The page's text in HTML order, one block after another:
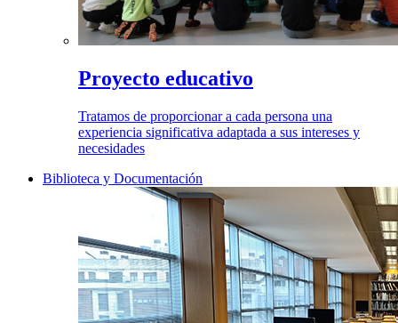
Proyecto educativo
Tratamos de proporcionar a cada persona una
experiencia significativa adaptada a sus intereses y
necesidades
Biblioteca y Documentación